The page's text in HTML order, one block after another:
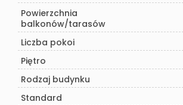
Powierzchnia
balkonów/tarasów
Liczba pokoi
Piętro
Rodzaj budynku
Standard